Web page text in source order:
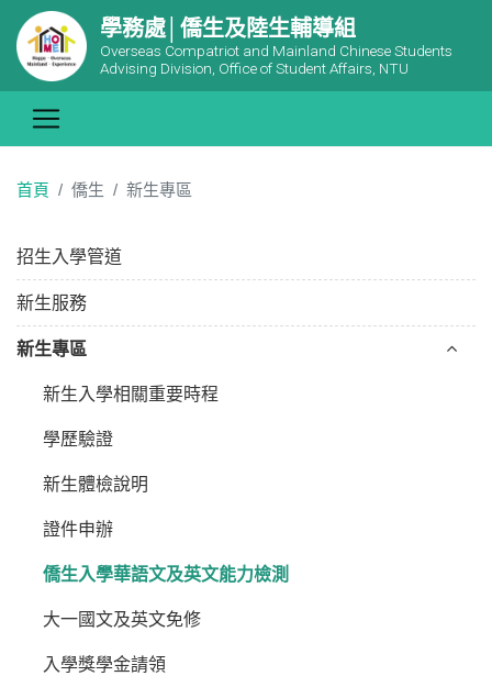
學務處│僑生及陸生輔導組
Overseas Compatriot and Mainland Chinese Students
Advising Division, Office of Student Affairs, NTU
首頁 僑生 新生專區
招生入學管道
新生服務
新生專區
新生入學相關重要時程
學歷驗證
新生體檢說明
證件申辦
僑生入學華語文及英文能力檢測
大一國文及英文免修
入學獎學金請領